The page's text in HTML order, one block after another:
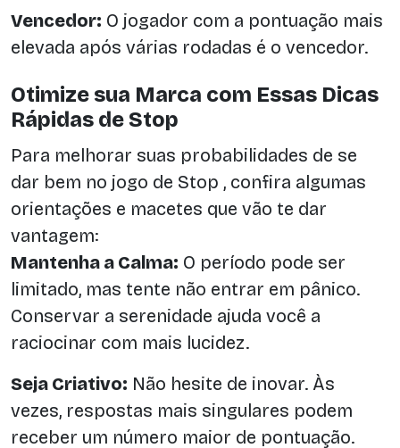
Vencedor: O jogador com a pontuação mais
elevada após várias rodadas é o vencedor.
Otimize sua Marca com Essas Dicas
Rápidas de Stop
Para melhorar suas probabilidades de se
dar bem no jogo de Stop , confira algumas
orientações e macetes que vão te dar
vantagem:
Mantenha a Calma: O período pode ser
limitado, mas tente não entrar em pânico.
Conservar a serenidade ajuda você a
raciocinar com mais lucidez.
Seja Criativo: Não hesite de inovar. Às
vezes, respostas mais singulares podem
receber um número maior de pontuação.